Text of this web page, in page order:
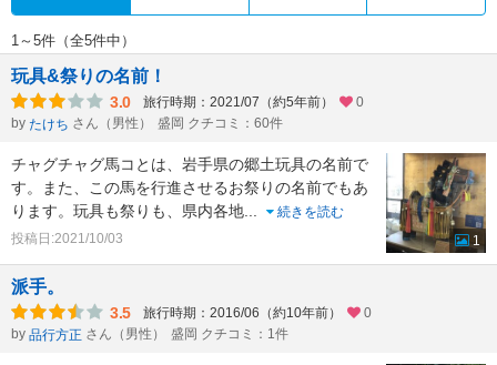
1～5件（全5件中）
玩具&祭りの名前！
3.0 旅行時期：2021/07（約5年前）
0
by たけち さん（男性） 盛岡 クチコミ：60件
チャグチャグ馬コとは、岩手県の郷土玩具の名前で
す。また、この馬を行進させるお祭りの名前でもあ
ります。玩具も祭りも、県内各地...
続きを読む
投稿日:2021/10/03
1
派手。
3.5 旅行時期：2016/06（約10年前）
0
by 品行方正 さん（男性） 盛岡 クチコミ：1件